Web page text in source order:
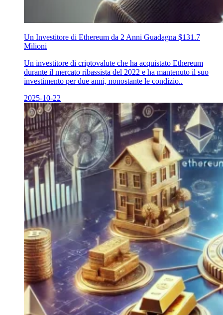
Un Investitore di Ethereum da 2 Anni Guadagna $131.7
Milioni
Un investitore di criptovalute che ha acquistato Ethereum
durante il mercato ribassista del 2022 e ha mantenuto il suo
investimento per due anni, nonostante le condizio..
2025-10-22